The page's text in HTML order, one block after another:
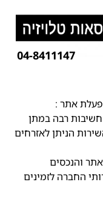
04-8411147
אתר :
חשיבות רבה במתן
הניתן לאזרחים
והנכסים
החברה לזמינים